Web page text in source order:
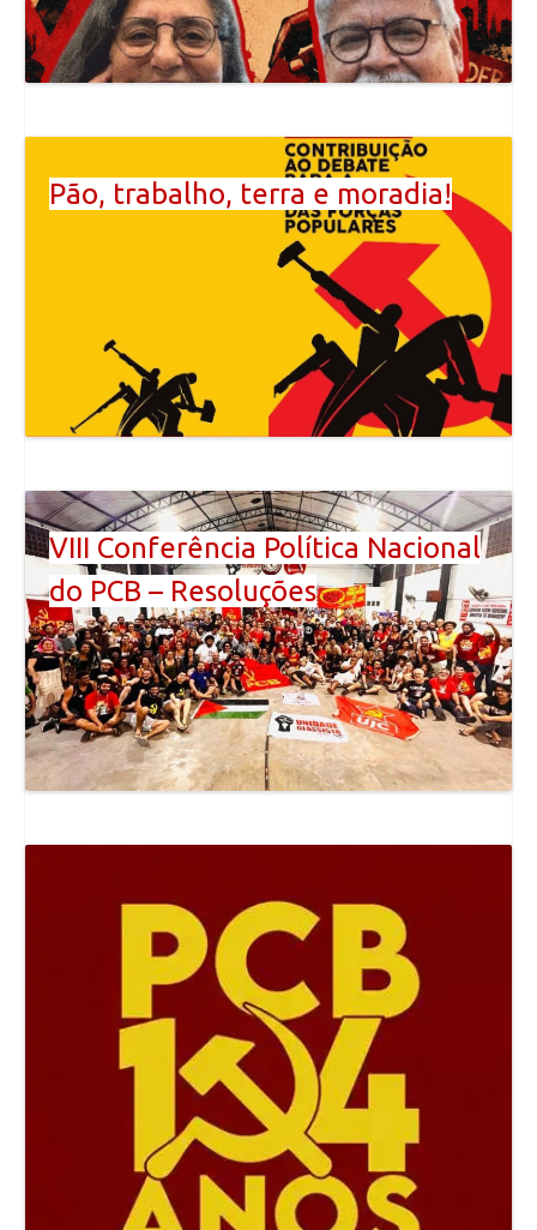
Pão, trabalho, terra e moradia!
VIII Conferência Política Nacional
do PCB – Resoluções